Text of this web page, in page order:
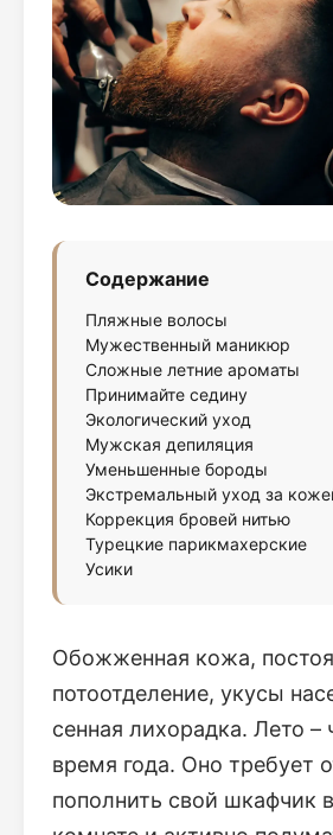
Содержание
Пляжные волосы
Мужественный маникюр
Сложные летние ароматы
Принимайте седину
Экологический уход
Мужская депиляция
Уменьшенные бороды
Экстремальный уход за
Коррекция бровей нитью
Турецкие парикмахерские
Усики
Обожженная кожа,
потоотделение, укусы
сенная лихорадка. Лето –
время года. Оно требует
пополнить свой шкафчик